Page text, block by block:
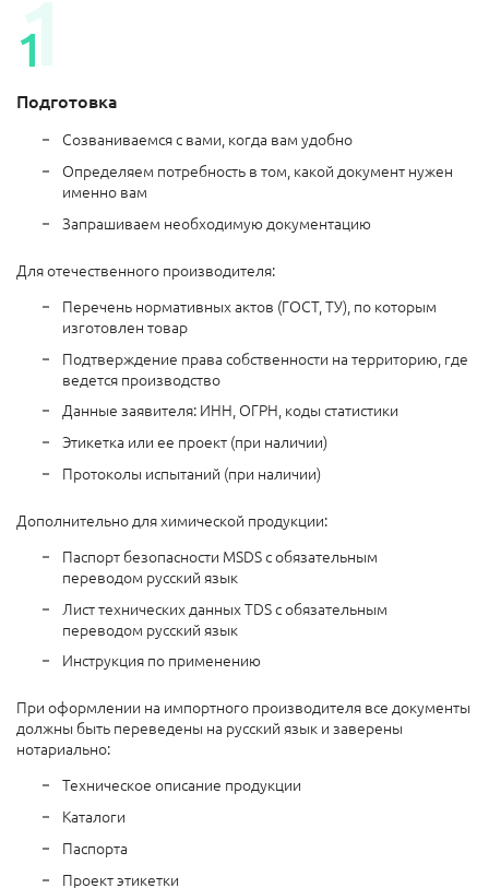
Подготовка
Созваниваемся с вами, когда вам удобно
Определяем потребность в том, какой документ нужен
именно вам
Запрашиваем необходимую документацию
Для отечественного производителя:
Перечень нормативных актов (ГОСТ, ТУ), по которым
изготовлен товар
Подтверждение права собственности на территорию, где
ведется производство
Данные заявителя: ИНН, ОГРН, коды статистики
Этикетка или ее проект (при наличии)
Протоколы испытаний (при наличии)
Дополнительно для химической продукции:
Паспорт безопасности MSDS с обязательным
переводом русский язык
Лист технических данных TDS с обязательным
переводом русский язык
Инструкция по применению
При оформлении на импортного производителя все документы
должны быть переведены на русский язык и заверены
нотариально:
Техническое описание продукции
Каталоги
Паспорта
Проект этикетки